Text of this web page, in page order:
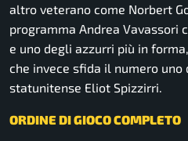
altro veterano come Norbert
programma Andrea Vavassori
e uno degli azzurri più in
che invece sfida il numero
statunitense Eliot Spizzirri.
ORDINE DI GIOCO COMPLETO